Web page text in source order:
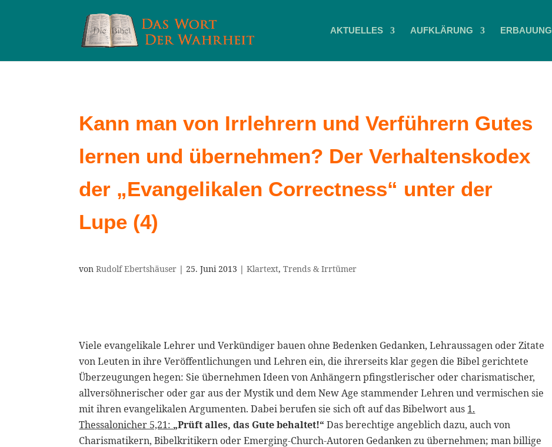
AKTUELLES AUFKLÄRUNG ERBAUUNG
Kann man von Irrlehrern und Verführern Gutes
lernen und übernehmen? Der Verhaltenskodex
der „Evangelikalen Correctness“ unter der
Lupe (4)
vonRudolf Ebertshäuser |25. Juni 2013 |Klartext,Trends & Irrtümer
Viele evangelikale Lehrer und Verkündiger bauen ohne Bedenken Gedanken, Lehraussagen oder Zitate
von Leuten in ihre Veröffentlichungen und Lehren ein, die ihrerseits klar gegen die Bibel gerichtete
Überzeugungen hegen: Sie übernehmen Ideen von Anhängern pfingstlerischer oder charismatischer,
allversöhnerischer oder gar aus der Mystik und dem New Age stammender Lehren und vermischen sie
mit ihren evangelikalen Argumenten. Dabei berufen sie sich oft auf das Bibelwort aus 1.
Thessalonicher 5,21: „Prüft alles, das Gute behaltet!“Das berechtige angeblich dazu, auch von
Charismatikern, Bibelkritikern oder Emerging-Church-Autoren Gedanken zu übernehmen; man billige